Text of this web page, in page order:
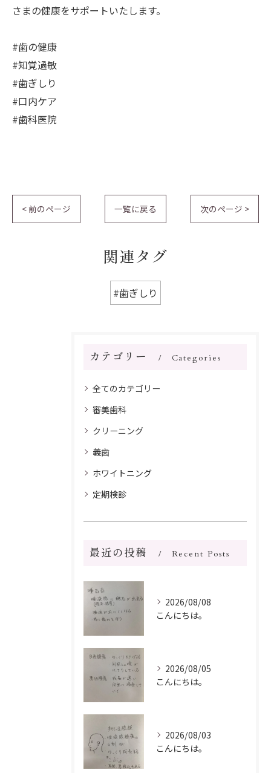
さまの健康をサポートいたします。
#歯の健康
#知覚過敏
#歯ぎしり
#口内ケア
#歯科医院
< 前のページ 一覧に戻る 次のページ >
関連タグ
#歯ぎしり
カテゴリー Categories
全てのカテゴリー
審美歯科
クリーニング
義歯
ホワイトニング
定期検診
最近の投稿 Recent Posts
2026/08/08
こんにちは。
2026/08/05
こんにちは。
2026/08/03
こんにちは。